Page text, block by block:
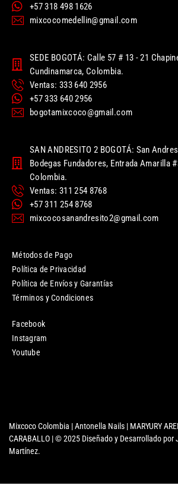
+57 318 498 1626
mixcocomedellin@gmail.com
SEDE BOGOTÁ: Calle 57 # 13 - 21
Cundinamarca, Colombia.
Ventas: 333 640 2956
+57 333 640 2956
bogotamixcoco@gmail.com
SAN ANDRESITO 2 BOGOTÁ: San
Bodegas Fundadores, Entrada Amarilla
Colombia.
Ventas: 311 254 8768
+57 311 254 8768
mixcocosanandresito2@gmail.com
Métodos de Pago
Política de Privacidad
Política de Envíos y Garantías
Términos y Condiciones
Facebook
Instagram
Youtube
Mixcoco Colombia | Antonella Nails | MARYURY
CARABALLO | © 2025 Diseñado y Desarrollado por
Martínez.